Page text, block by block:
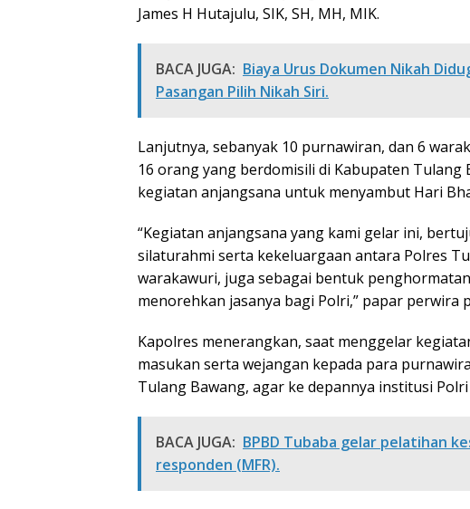
James H Hutajulu, SIK, SH, MH, MIK.
BACA JUGA: Biaya Urus Dokumen Nikah
Pasangan Pilih Nikah Siri.
Lanjutnya, sebanyak 10 purnawiran, dan 6
16 orang yang berdomisili di Kabupaten
kegiatan anjangsana untuk menyambut Hari
“Kegiatan anjangsana yang kami gelar ini,
silaturahmi serta kekeluargaan antara Polres
warakawuri, juga sebagai bentuk
menorehkan jasanya bagi Polri,” papar perwira
Kapolres menerangkan, saat menggelar
masukan serta wejangan kepada para
Tulang Bawang, agar ke depannya institusi
BACA JUGA: BPBD Tubaba gelar pelatihan
responden (MFR).